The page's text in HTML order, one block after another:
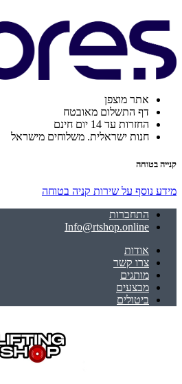
אתר מוצפן
דף התשלום מאובטח
החזרות עד 14 יום חינם
חנות ישראלית. משלוחים מישראל
קנייה בטוחה
מידע נוסף על שירות קניה בטוחה
התחברות
Info@rtshop.online
אודות
צרו קשר
מותגים
מבצעים
ביטולים